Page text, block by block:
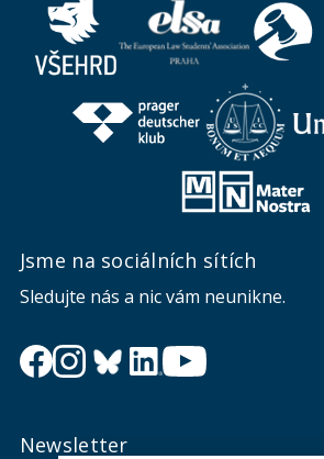
Jsme na sociálních sítích
Sledujte nás a nic vám neunikne.
Newsletter